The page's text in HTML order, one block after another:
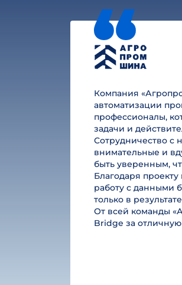
Компания
автоматизации
профессионалы,
задачи и
Сотрудничество с
внимательные и
быть уверенным,
Благодаря
работу с данными
только в
От всей команды
Bridge за